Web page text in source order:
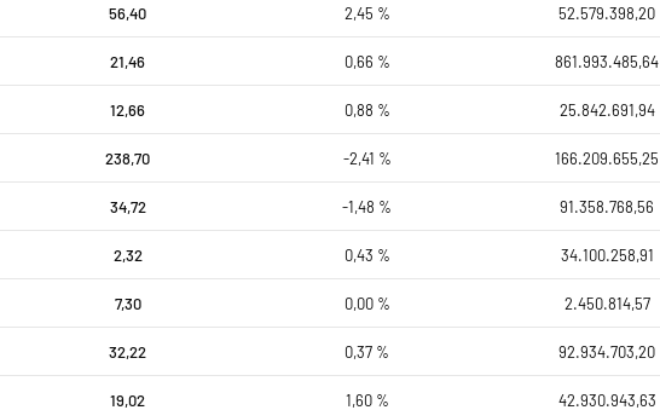
56,40 2,45 % 52.579.398,20
21,46 0,66 % 861.993.485,64
12,66 0,88 % 25.842.691,94
238,70 -2,41 % 166.209.655,25
34,72 -1,48 % 91.358.768,56
2,32 0,43 % 34.100.258,91
7,30 0,00 % 2.450.814,57
32,22 0,37 % 92.934.703,20
19,02 1,60 % 42.930.943,63